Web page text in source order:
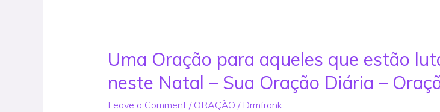
Uma Oração para aqueles que estão
neste Natal – Sua Oração Diária –
Leave a Comment / ORAÇÃO / Drmfrank
Uma
Oração
para
aqueles